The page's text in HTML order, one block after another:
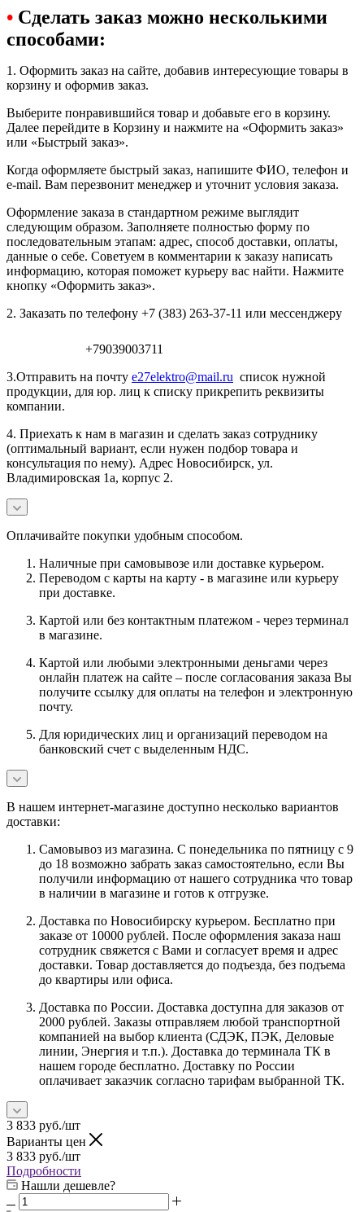
• Сделать заказ можно несколькими
способами:
1. Оформить заказ на сайте, добавив интересующие товары в
корзину и оформив заказ.
Выберите понравившийся товар и добавьте его в корзину.
Далее перейдите в Корзину и нажмите на «Оформить заказ»
или «Быстрый заказ».
Когда оформляете быстрый заказ, напишите ФИО, телефон и
e-mail. Вам перезвонит менеджер и уточнит условия заказа.
Оформление заказа в стандартном режиме выглядит
следующим образом. Заполняете полностью форму по
последовательным этапам: адрес, способ доставки, оплаты,
данные о себе. Советуем в комментарии к заказу написать
информацию, которая поможет курьеру вас найти. Нажмите
кнопку «Оформить заказ».
2. Заказать по телефону +7 (383) 263-37-11 или мессенджеру
+79039003711
3.Отправить на почту e27elektro@mail.ru список нужной
продукции, для юр. лиц к списку прикрепить реквизиты
компании.
4. Приехать к нам в магазин и сделать заказ сотруднику
(оптимальный вариант, если нужен подбор товара и
консультация по нему). Адрес Новосибирск, ул.
Владимировская 1а, корпус 2.
Оплачивайте покупки удобным способом.
Наличные при самовывозе или доставке курьером.
Переводом с карты на карту - в магазине или курьеру
при доставке.
Картой или без контактным платежом - через терминал
в магазине.
Картой или любыми электронными деньгами через
онлайн платеж на сайте – после согласования заказа Вы
получите ссылку для оплаты на телефон и электронную
почту.
Для юридических лиц и организаций переводом на
банковский счет с выделенным НДС.
В нашем интернет-магазине доступно несколько вариантов
доставки:
Самовывоз из магазина. С понедельника по пятницу с 9
до 18 возможно забрать заказ самостоятельно, если Вы
получили информацию от нашего сотрудника что товар
в наличии в магазине и готов к отгрузке.
Доставка по Новосибирску курьером. Бесплатно при
заказе от 10000 рублей. После оформления заказа наш
сотрудник свяжется с Вами и согласует время и адрес
доставки. Товар доставляется до подъезда, без подъема
до квартиры или офиса.
Доставка по России. Доставка доступна для заказов от
2000 рублей. Заказы отправляем любой транспортной
компанией на выбор клиента (СДЭК, ПЭК, Деловые
линии, Энергия и т.п.). Доставка до терминала ТК в
нашем городе бесплатно. Доставку по России
оплачивает заказчик согласно тарифам выбранной ТК.
3 833 руб./шт
Варианты цен
3 833 руб./шт
Подробности
Нашли дешевле?